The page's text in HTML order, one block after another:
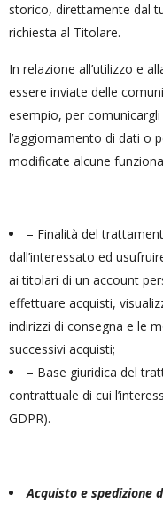
storico, direttamente dal
richiesta al Titolare.
In relazione all’utilizzo e
essere inviate delle
esempio, per
l’aggiornamento di dati o
modificate alcune
– Finalità del
dall’interessato ed
ai titolari di un account
effettuare acquisti,
indirizzi di consegna e le
successivi acquisti;
– Base giuridica del
contrattuale di cui
GDPR).
Acquisto e spedizione